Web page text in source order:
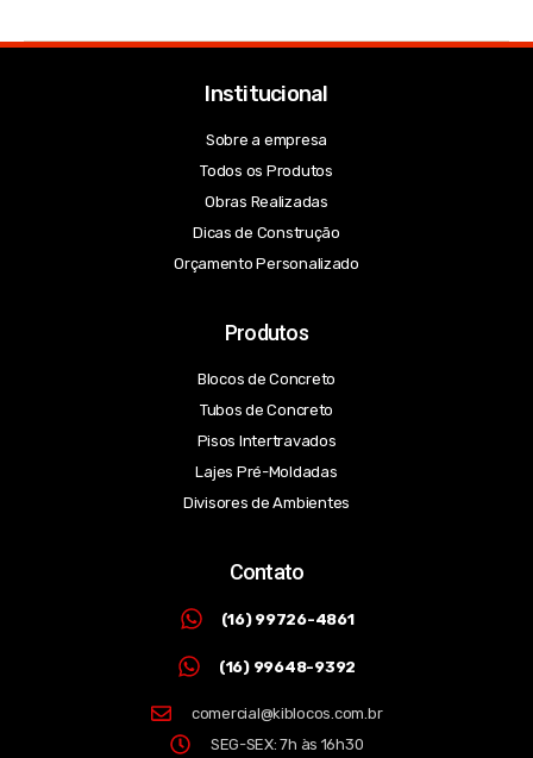
Institucional
Sobre a empresa
Todos os Produtos
Obras Realizadas
Dicas de Construção
Orçamento Personalizado
Produtos
Blocos de Concreto
Tubos de Concreto
Pisos Intertravados
Lajes Pré-Moldadas
Divisores de Ambientes
Contato
(16) 99726-4861
(16) 99648-9392
comercial@kiblocos.com.br
SEG-SEX: 7h às 16h30